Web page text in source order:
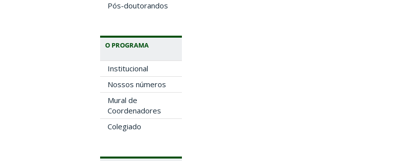
Pós-doutorandos
O PROGRAMA
Institucional
Nossos números
Mural de
Coordenadores
Colegiado